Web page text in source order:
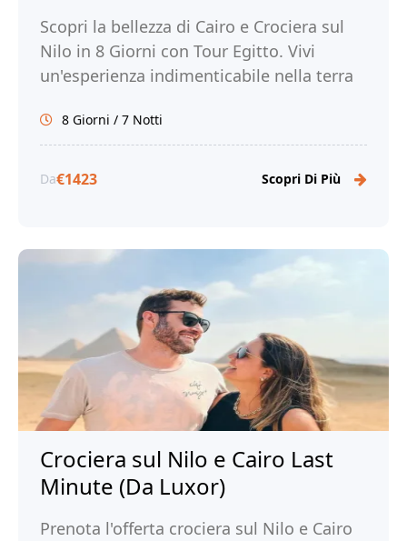
Scopri la bellezza di Cairo e Crociera sul
Nilo in 8 Giorni con Tour Egitto. Vivi
un'esperienza indimenticabile nella terra
8 Giorni / 7 Notti
Da€1423 Scopri Di Più
Crociera sul Nilo e Cairo Last
Minute (Da Luxor)
Prenota l'offerta crociera sul Nilo e Cairo